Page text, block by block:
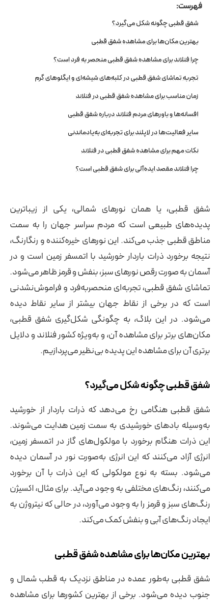
فهرست:
شفق قطبی چگونه شکل می‌گیرد؟
بهترین مکان‌ها برای مشاهده شفق قطبی
چرا فنلاند برای مشاهده شفق قطبی منحصر به فرد است؟
تجربه تماشای شفق قطبی در کلبه‌های شیشه‌ای و ایگلوهای گرم
زمان مناسب برای مشاهده شفق قطبی در فنلاند
افسانه‌ها و باورهای مردم فنلاند درباره شفق قطبی
سایر فعالیت‌ها در لاپلند برای تجربه‌ای به‌یادماندنی
نکات مهم برای مشاهده شفق قطبی در فنلاند
چرا فنلاند مقصد ایده‌آلی برای شفق قطبی است؟
شفق قطبی، یا همان نورهای شمالی، یکی از زیباترین
پدیده‌های طبیعی است که مردم سراسر جهان را به سمت
مناطق قطبی جذب می‌کند. این نورهای خیره‌کننده و رنگارنگ،
نتیجه برخورد ذرات باردار خورشید با اتمسفر زمین است و در
آسمان به صورت رقص نورهای سبز، بنفش و قرمز ظاهر می‌شود.
تماشای شفق قطبی، تجربه‌ای منحصربه‌فرد و فراموش‌نشدنی
است که در برخی از نقاط جهان بیشتر از سایر نقاط دیده
می‌شود. در این بلاگ، به چگونگی شکل‌گیری شفق قطبی،
مکان‌های برتر برای مشاهده آن، و به‌ویژه کشور فنلاند و دلایل
برتری آن برای مشاهده این پدیده بی‌نظیر می‌پردازیم.
شفق قطبی چگونه شکل می‌گیرد؟
شفق قطبی هنگامی رخ می‌دهد که ذرات باردار از خورشید
به‌وسیله بادهای خورشیدی به سمت زمین هدایت می‌شوند.
این ذرات هنگام برخورد با مولکول‌های گاز در اتمسفر زمین،
انرژی آزاد می‌کنند که این انرژی به‌صورت نور در آسمان دیده
می‌شود. بسته به نوع مولکولی که این ذرات با آن برخورد
می‌کنند، رنگ‌های مختلفی به وجود می‌آید. برای مثال، اکسیژن
رنگ‌های سبز و قرمز را به وجود می‌آورد، در حالی که نیتروژن به
ایجاد رنگ‌های آبی و بنفش کمک می‌کند.
بهترین مکان‌ها برای مشاهده شفق قطبی
شفق قطبی به‌طور عمده در مناطق نزدیک به قطب شمال و
جنوب دیده می‌شود. برخی از بهترین کشورها برای مشاهده